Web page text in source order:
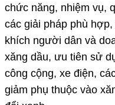
chức năng, nhiệm vụ,
các giải pháp phù
khích người dân và
xăng dầu, ưu tiên sử
công cộng, xe điện,
giảm phụ thuộc vào